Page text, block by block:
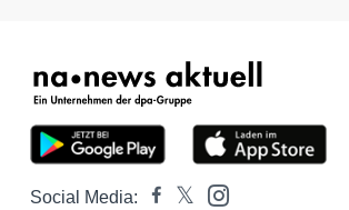
Social Media: